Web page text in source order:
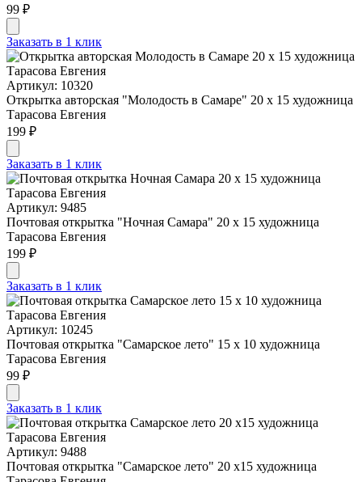
99 ₽
Заказать в 1 клик
Артикул: 10320
Открытка авторская "Молодость в Самаре" 20 х 15 художница
Тарасова Евгения
199 ₽
Заказать в 1 клик
Артикул: 9485
Почтовая открытка "Ночная Самара" 20 х 15 художница
Тарасова Евгения
199 ₽
Заказать в 1 клик
Артикул: 10245
Почтовая открытка "Самарское лето" 15 х 10 художница
Тарасова Евгения
99 ₽
Заказать в 1 клик
Артикул: 9488
Почтовая открытка "Самарское лето" 20 х15 художница